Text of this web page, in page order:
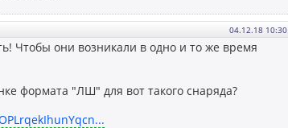
04.12.18 10:30
Чтобы они возникали в одно и то же время
формата "ЛШ" для вот такого снаряда?